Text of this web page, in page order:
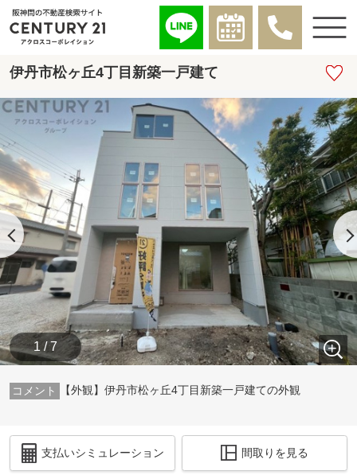
伊丹市松ヶ丘4丁目新築一戸建て
【外観】伊丹市松ヶ丘4丁目新築一戸建ての外観
1 / 7
支払いシミュレーション 間取りを見る